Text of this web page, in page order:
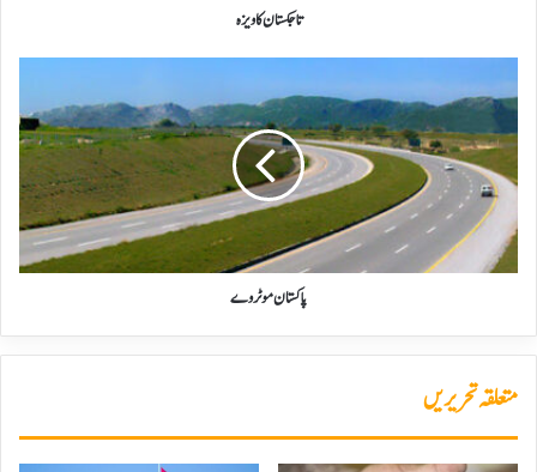
تاجکستان کا ویزہ
پاکستان
موٹروے
پاکستان موٹروے
متعلقہ تحریریں